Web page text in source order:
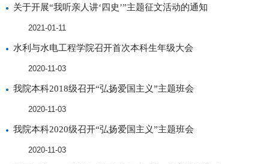
关于开展“我听亲人讲‘四史’”主题征文活动的通知
2021-01-11
水利与水电工程学院召开首次本科生年级大会
2020-11-03
我院本科2018级召开“弘扬爱国主义”主题班会
2020-11-03
我院本科2020级召开“弘扬爱国主义”主题班会
2020-11-03